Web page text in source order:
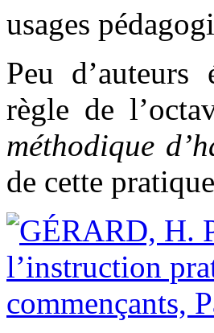
usages
Peu
règle de
méthodique
de cette